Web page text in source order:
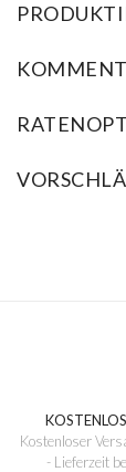
Kostenloser
- Lieferzeit